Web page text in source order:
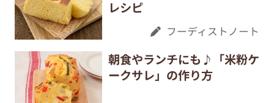
レシピ
フーディストノート
朝食やランチにも♪「米粉ケ
ークサレ」の作り方